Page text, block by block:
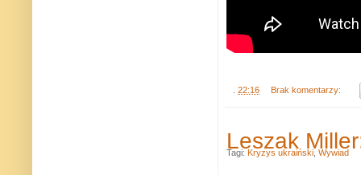
22:16 Brak komentarzy:
Leszak
Tagi: Kryzys ukraiński Wywiad